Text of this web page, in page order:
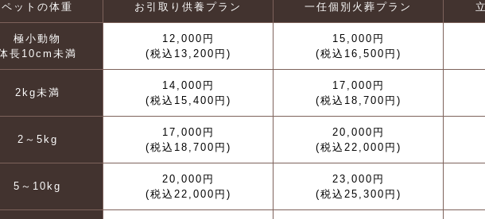
ペットの体重 お引取り供養プラン 一任個別火葬プラン
極小動物
長10cm未満
12,000円
(税込13,200円)
15,000円
(税込16,500円)
2kg未満
14,000円
(税込15,400円)
17,000円
(税込18,700円)
2～5kg
17,000円
(税込18,700円)
20,000円
(税込22,000円)
5～10kg
20,000円
(税込22,000円)
23,000円
(税込25,300円)